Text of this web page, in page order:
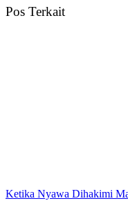
Pos Terkait
Ketika Nyawa Dihakimi